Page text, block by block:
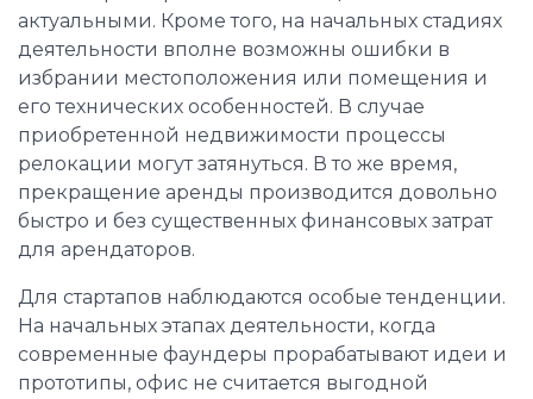
актуальными. Кроме того, на начальных стадиях
деятельности вполне возможны ошибки в
избрании местоположения или помещения и
его технических особенностей. В случае
приобретенной недвижимости процессы
релокации могут затянуться. В то же время,
прекращение аренды производится довольно
быстро и без существенных финансовых затрат
для арендаторов.
Для стартапов наблюдаются особые тенденции.
На начальных этапах деятельности, когда
современные фаундеры прорабатывают идеи и
прототипы, офис не считается выгодной